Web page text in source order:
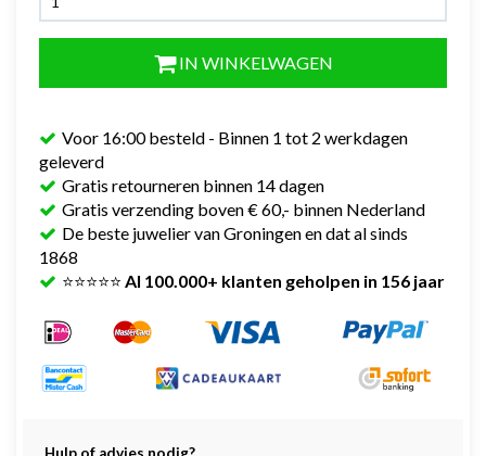
IN WINKELWAGEN
Voor 16:00 besteld - Binnen 1 tot 2 werkdagen
geleverd
Gratis retourneren binnen 14 dagen
Gratis verzending boven € 60,- binnen Nederland
De beste juwelier van Groningen en dat al sinds
1868
⭐⭐⭐⭐⭐ Al 100.000+ klanten geholpen in 156 jaar